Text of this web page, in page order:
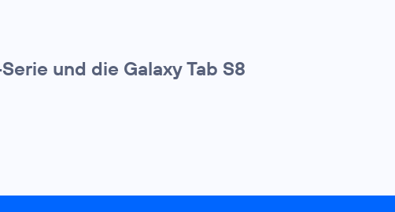
und die Galaxy Tab S8